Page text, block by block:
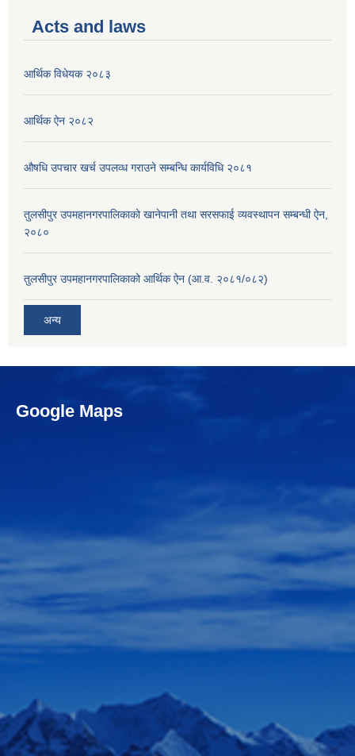
Acts and laws
आर्थिक विधेयक २०८३
आर्थिक ऐन २०८२
औषधि उपचार खर्च उपलव्ध गराउने सम्बन्धि कार्यविधि २०८१
तुलसीपुर उपमहानगरपालिकाको खानेपानी तथा सरसफाई व्यवस्थापन सम्बन्धी ऐन,
२०८०
तुलसीपुर उपमहानगरपालिकाको आर्थिक ऐन (आ.व. २०८१/०८२)
अन्य
Google Maps